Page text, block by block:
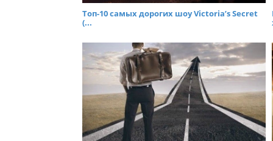
Топ-10 самых дорогих шоу Victoria’s Secret
(...